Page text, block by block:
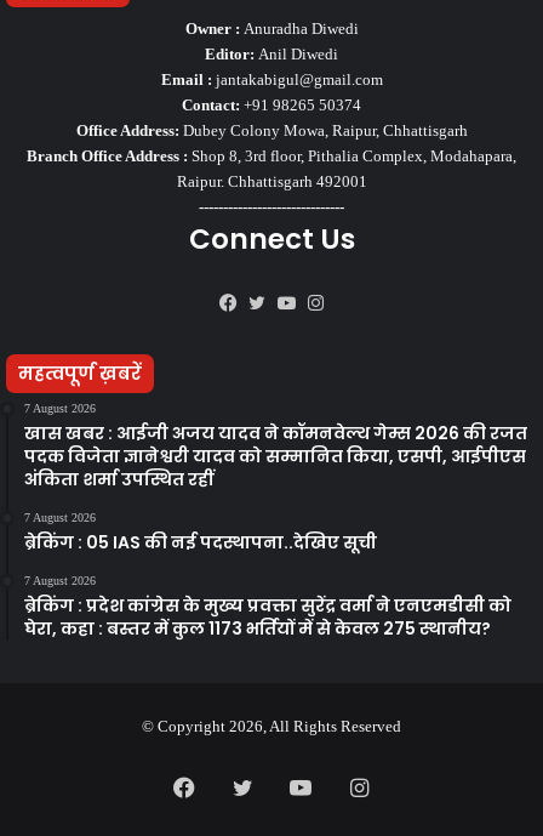
Owner : Anuradha Diwedi
Editor: Anil Diwedi
Email : jantakabigul@gmail.com
Contact: +91 98265 50374
Office Address: Dubey Colony Mowa, Raipur, Chhattisgarh
Branch Office Address : Shop 8, 3rd floor, Pithalia Complex, Modahapara,
Raipur. Chhattisgarh 492001
------------------------------
Connect Us
Facebook
TwitterYouTube
महत्वपूर्ण ख़बरें
7 August 2026
खास खबर : आईजी अजय यादव ने कॉमनवेल्थ गेम्स 2026 की रजत
पदक विजेता ज्ञानेश्वरी यादव को सम्मानित किया, एसपी, आईपीएस
अंकिता शर्मा उपस्थित रहीं
7 August 2026
ब्रेकिंग : 05 IAS की नई पदस्थापना..देखिए सूची
7 August 2026
ब्रेकिंग : प्रदेश कांग्रेस के मुख्य प्रवक्ता सुरेंद्र वर्मा ने एनएमडीसी को
घेरा, कहा : बस्तर में कुल 1173 भर्तियों में से केवल 275 स्थानीय?
© Copyright 2026, All Rights Reserved
FacebookTwitterYouTubeInstagram